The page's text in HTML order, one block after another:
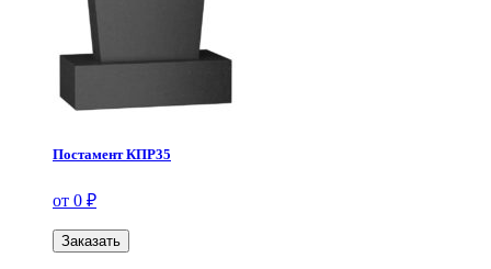
Постамент КПР35
от 0 ₽
Заказать